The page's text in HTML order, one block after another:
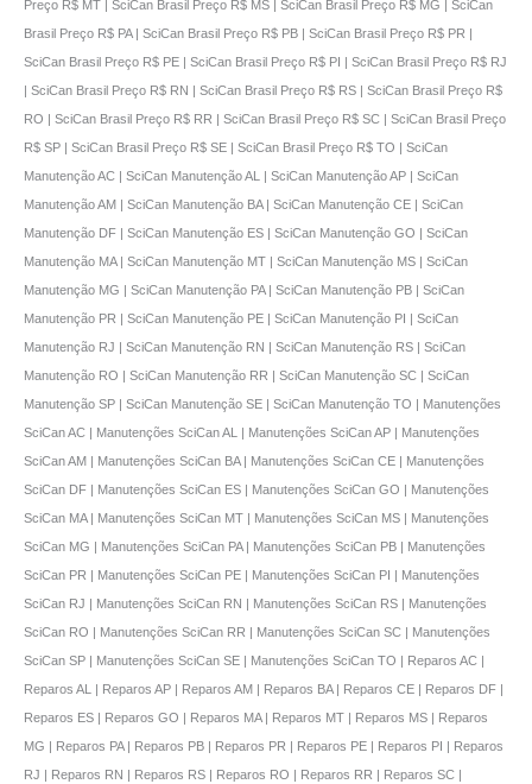
Preço R$ MT | SciCan Brasil Preço R$ MS | SciCan Brasil Preço R$ MG | SciCan
Brasil Preço R$ PA | SciCan Brasil Preço R$ PB | SciCan Brasil Preço R$ PR |
SciCan Brasil Preço R$ PE | SciCan Brasil Preço R$ PI | SciCan Brasil Preço R$ RJ
| SciCan Brasil Preço R$ RN | SciCan Brasil Preço R$ RS | SciCan Brasil Preço R$
RO | SciCan Brasil Preço R$ RR | SciCan Brasil Preço R$ SC | SciCan Brasil Preço
R$ SP | SciCan Brasil Preço R$ SE | SciCan Brasil Preço R$ TO | SciCan
Manutenção AC | SciCan Manutenção AL | SciCan Manutenção AP | SciCan
Manutenção AM | SciCan Manutenção BA | SciCan Manutenção CE | SciCan
Manutenção DF | SciCan Manutenção ES | SciCan Manutenção GO | SciCan
Manutenção MA | SciCan Manutenção MT | SciCan Manutenção MS | SciCan
Manutenção MG | SciCan Manutenção PA | SciCan Manutenção PB | SciCan
Manutenção PR | SciCan Manutenção PE | SciCan Manutenção PI | SciCan
Manutenção RJ | SciCan Manutenção RN | SciCan Manutenção RS | SciCan
Manutenção RO | SciCan Manutenção RR | SciCan Manutenção SC | SciCan
Manutenção SP | SciCan Manutenção SE | SciCan Manutenção TO | Manutenções
SciCan AC | Manutenções SciCan AL | Manutenções SciCan AP | Manutenções
SciCan AM | Manutenções SciCan BA | Manutenções SciCan CE | Manutenções
SciCan DF | Manutenções SciCan ES | Manutenções SciCan GO | Manutenções
SciCan MA | Manutenções SciCan MT | Manutenções SciCan MS | Manutenções
SciCan MG | Manutenções SciCan PA | Manutenções SciCan PB | Manutenções
SciCan PR | Manutenções SciCan PE | Manutenções SciCan PI | Manutenções
SciCan RJ | Manutenções SciCan RN | Manutenções SciCan RS | Manutenções
SciCan RO | Manutenções SciCan RR | Manutenções SciCan SC | Manutenções
SciCan SP | Manutenções SciCan SE | Manutenções SciCan TO | Reparos AC |
Reparos AL | Reparos AP | Reparos AM | Reparos BA | Reparos CE | Reparos DF |
Reparos ES | Reparos GO | Reparos MA | Reparos MT | Reparos MS | Reparos
MG | Reparos PA | Reparos PB | Reparos PR | Reparos PE | Reparos PI | Reparos
RJ | Reparos RN | Reparos RS | Reparos RO | Reparos RR | Reparos SC |